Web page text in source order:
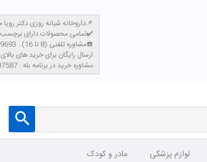
داروخانه شبانه روزی دکتر رویا میرنظامی📌
تمامی محصولات دارای برچسب اصالت کالا و سیب سلامت میباشند✔️
مشاوره تلفنی (8 تا 16) : 02165389693☎️
​ارسال رایگان برای خرید های بالای 4 میلیون تومان با پست پیشتاز
مشاوره خرید در برنامه بله : 09302007587
لوازم پزشکی مادر و کودک